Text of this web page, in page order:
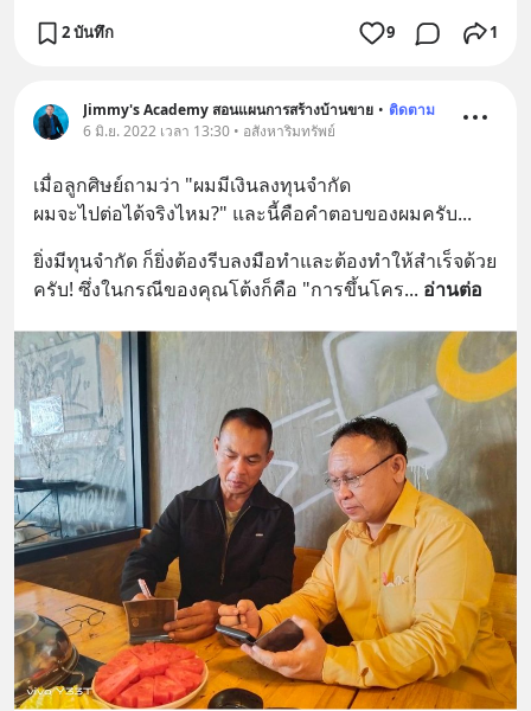
2 บันทึก 9 1
Jimmy's Academy สอนแผนการสร้างบ้านขาย • ติดตาม
6 มิ.ย. 2022 เวลา 13:30 • อสังหาริมทรัพย์
เมื่อลูกศิษย์ถามว่า "ผมมีเงินลงทุนจำกัด
ผมจะไปต่อได้จริงไหม?" และนี้คือคำตอบของผมครับ...
ยิ่งมีทุนจำกัด ก็ยิ่งต้องรีบลงมือทำและต้องทำให้สำเร็จด้วย
ครับ! ซึ่งในกรณีของคุณโต้งก็คือ "การขึ้นโคร... อ่านต่อ